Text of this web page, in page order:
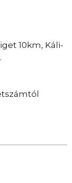
10km, Káli-